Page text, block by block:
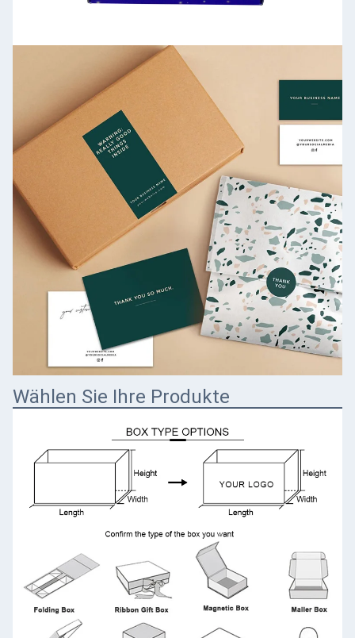
Wählen Sie Ihre Produkte